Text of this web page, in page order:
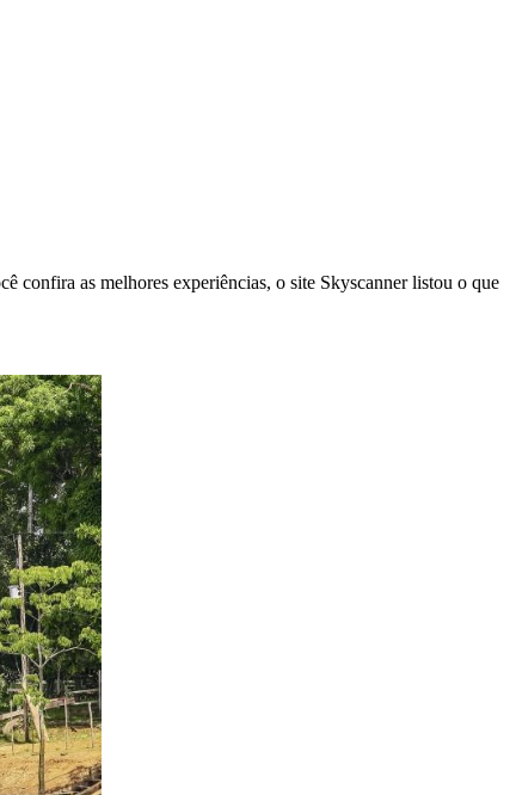
confira as melhores experiências, o site Skyscanner listou o que